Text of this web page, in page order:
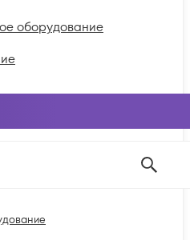
оборудование